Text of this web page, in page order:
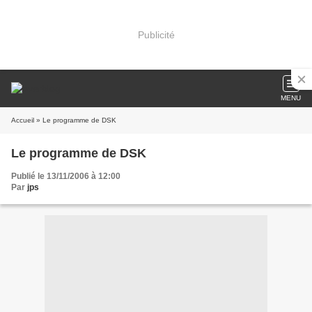
Publicité
MENU
Accueil » Le programme de DSK
Le programme de DSK
Publié le 13/11/2006 à 12:00
Par jps